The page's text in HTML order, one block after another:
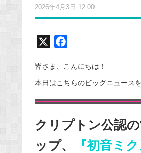
2026年4月3日 12:00
c
e
o
皆さま、こんにちは！
本日はこちらのビッグニュース
クリプトン公認
ップ、
『初音ミ